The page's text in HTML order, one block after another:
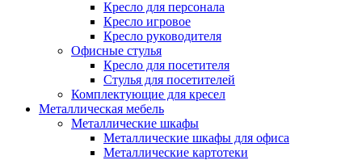
Кресло для персонала
Кресло игровое
Кресло руководителя
Офисные стулья
Кресло для посетителя
Стулья для посетителей
Комплектующие для кресел
Металлическая мебель
Металлические шкафы
Металлические шкафы для офиса
Металлические картотеки